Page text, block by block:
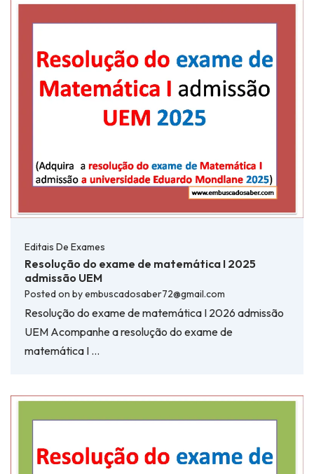
Editais De Exames
Resolução do exame de matemática I 2025
admissão UEM
Posted on byembuscadosaber72@gmail.com
Resolução do exame de matemática I 2026 admissão
UEM Acompanhe a resolução do exame de
matemática I …